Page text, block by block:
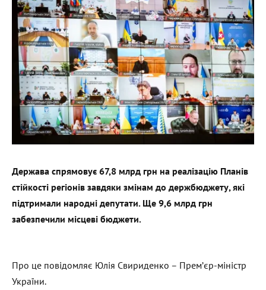
Держава спрямовує 67,8 млрд грн на реалізацію Планів
стійкості регіонів завдяки змінам до держбюджету, які
підтримали народні депутати. Ще 9,6 млрд грн
забезпечили місцеві бюджети.
Про це повідомляє Юлія Свириденко – Премʼєр-міністр
України.